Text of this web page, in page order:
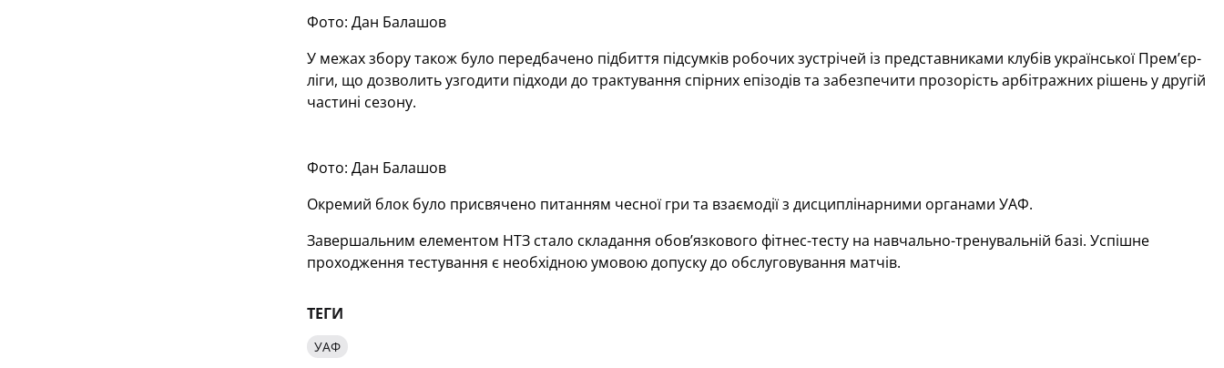
Фото: Дан Балашов
У межах збору також було передбачено підбиття підсумків робочих зустрічей із представниками клубів української Прем’єр-
ліги, що дозволить узгодити підходи до трактування спірних епізодів та забезпечити прозорість арбітражних рішень у другій
частині сезону.
Фото: Дан Балашов
Окремий блок було присвячено питанням чесної гри та взаємодії з дисциплінарними органами УАФ.
Завершальним елементом НТЗ стало складання обов’язкового фітнес-тесту на навчально-тренувальній базі. Успішне
проходження тестування є необхідною умовою допуску до обслуговування матчів.
ТЕГИ
УАФ